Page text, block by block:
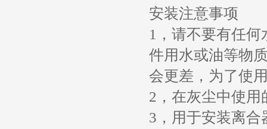
安装注意事项
1，请不要有任
件用水或油等物
会更差，为了使
2，在灰尘中使
3，用于安装离合